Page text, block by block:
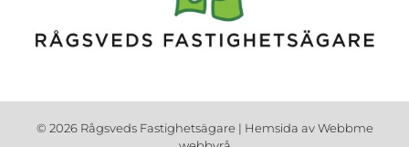
© 2026 Rågsveds Fastighetsägare | Hemsida avWebbme